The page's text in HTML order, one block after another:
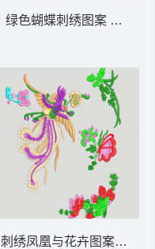
绿色蝴蝶刺绣图案 蝴蝶
刺绣凤凰与花卉图案 凤凰